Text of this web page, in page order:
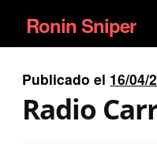
Ir
a
la
navegación
Ir
al
contenido
Ronin Sniper
EQUIPAMIENTO ÉLITE
Publicado el 16/04/
Radio